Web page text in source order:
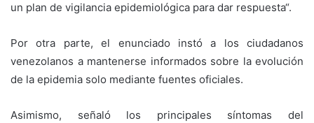
un plan de vigilancia epidemiológica para dar respuesta“.
Por otra parte, el enunciado instó a los ciudadanos
venezolanos a mantenerse informados sobre la evolución
de la epidemia solo mediante fuentes oficiales.
Asimismo, señaló los principales síntomas del